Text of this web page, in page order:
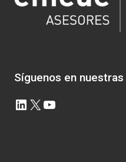
Síguenos en
LinkedIn
X YouTube